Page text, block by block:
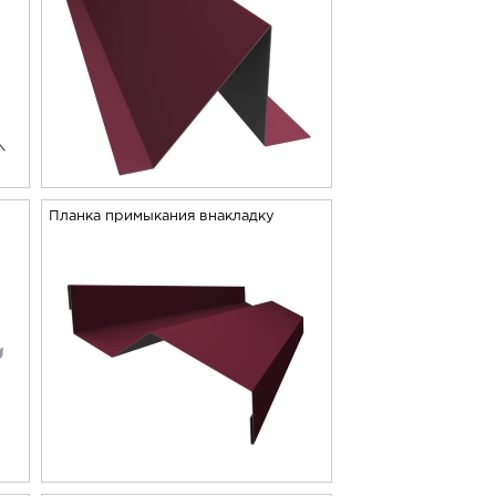
Планка примыкания внакладку